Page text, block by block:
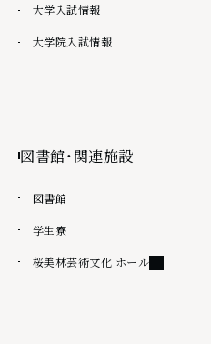
大学入試情報
大学院入試情報
図書館・関連施設
図書館
学生寮
桜美林芸術文化 ホール外部リンク